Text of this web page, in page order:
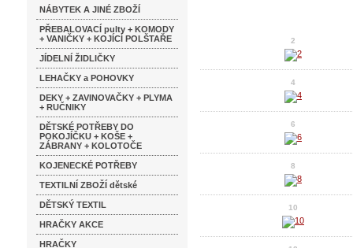
NÁBYTEK A JINÉ ZBOŽÍ
PŘEBALOVACÍ pulty + KOMODY
+ VANIČKY + KOJÍCÍ POLŠTAŘE
JÍDELNÍ ŽIDLIČKY
LEHAČKY a POHOVKY
DEKY + ZAVINOVAČKY + PLYMA
+ RUČNIKY
DĚTSKÉ POTŘEBY DO
POKOJÍČKU + KOŠE +
ZÁBRANY + KOLOTOČE
KOJENECKÉ POTŘEBY
TEXTILNÍ ZBOŽÍ dětské
DĚTSKÝ TEXTIL
HRAČKY AKCE
HRAČKY
2
4
6
8
10